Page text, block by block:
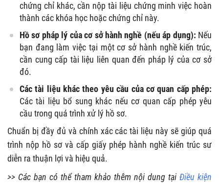
chứng chỉ khác, cần nộp tài liệu chứng minh việc hoàn
thành các khóa học hoặc chứng chỉ này.
Hồ sơ pháp lý của cơ sở hành nghề (nếu áp dụng): Nếu
bạn đang làm việc tại một cơ sở hành nghề kiến trúc,
cần cung cấp tài liệu liên quan đến pháp lý của cơ sở
đó.
Các tài liệu khác theo yêu cầu của cơ quan cấp phép:
Các tài liệu bổ sung khác nếu cơ quan cấp phép yêu
cầu trong quá trình xử lý hồ sơ.
Chuẩn bị đầy đủ và chính xác các tài liệu này sẽ giúp quá
trình nộp hồ sơ và cấp giấy phép hành nghề kiến trúc sư
diễn ra thuận lợi và hiệu quả.
>> Các bạn có thể tham khảo thêm nội dung tại Điều kiện